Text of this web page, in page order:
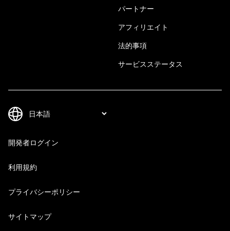
パートナー
アフィリエイト
法的事項
サービスステータス
開発者ログイン
利用規約
プライバシーポリシー
サイトマップ